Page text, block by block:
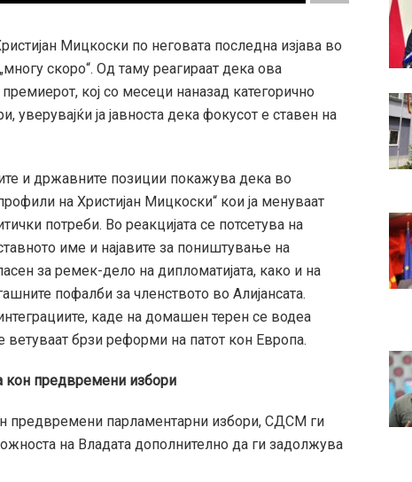
Мицкоски по неговата последна изјава во
скоро“. Од таму реагираат дека ова
кој со месеци наназад категорично
ја јавноста дека фокусот е ставен на
и државните позиции покажува дека во
на Христијан Мицкоски“ кои ја менуваат
потреби. Во реакцијата се потсетува на
име и најавите за поништување на
за ремек-дело на дипломатијата, како и на
пофалби за членството во Алијансата.
каде на домашен терен се водеа
брзи реформи на патот кон Европа.
кон предвремени избори
предвремени парламентарни избори, СДСМ ги
на Владата дополнително да ги задолжува